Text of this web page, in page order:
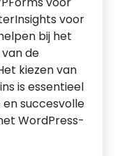
voor
bij het
de
kiezen van
is essentieel
succesvolle
WordPress-